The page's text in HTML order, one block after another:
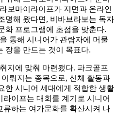
보마이라이프가 지면과 온라인
명해 왔다면, 비바브라보는 독자
화 프로그램에 초점을 맞춘다.
통해 시니어가 관람자에 머물
장을 만드는 것이 목표다.
지에 맞춰 마련됐다. 파크골프
뤄지는 종목으로, 신체 활동과
한 시니어 세대에게 적합한 생활
이프는 대회를 계기로 시니어
하는 여가문화를 확산시켜 나